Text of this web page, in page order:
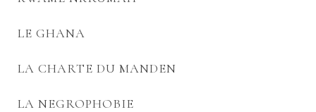
LE GHANA
LA CHARTE DU MANDEN
LA NEGROPHOBIE